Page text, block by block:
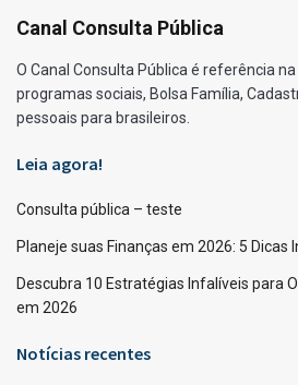
Canal Consulta Pública
O Canal Consulta Pública é referência
programas sociais, Bolsa Família,
pessoais para brasileiros.
Leia agora!
Consulta pública – teste
Planeje suas Finanças em 2026: 5 Dicas
Descubra 10 Estratégias Infalíveis para
em 2026
Notícias recentes